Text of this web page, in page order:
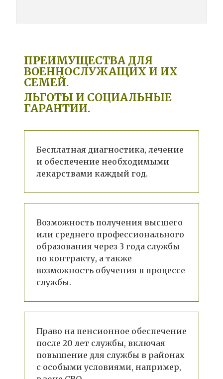
ПРЕИМУЩЕСТВА ДЛЯ
ВОЕННОСЛУЖАЩИХ И ИХ
СЕМЕЙ.
ЛЬГОТЫ И СОЦИАЛЬНЫЕ
ГАРАНТИИ.
Бесплатная диагностика, лечение
и обеспечение необходимыми
лекарствами каждый год.
Возможность получения высшего
или среднего профессионального
образования через 3 года службы
по контракту, а также
возможность обучения в процессе
службы.
Право на пенсионное обеспечение
после 20 лет службы, включая
повышение для службы в районах
с особыми условиями, например,